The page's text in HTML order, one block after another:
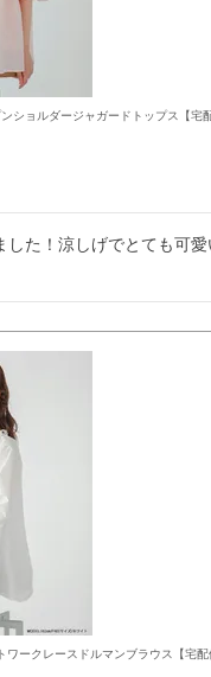
ショルダージャガードトップス【宅配
した！涼しげでとても可
ワークレースドルマンブラウス【宅配